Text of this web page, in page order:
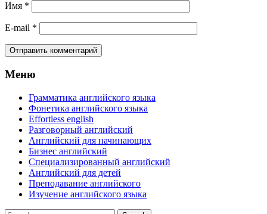
Имя *
E-mail *
Меню
Грамматика английского языка
Фонетика английского языка
Effortless english
Разговорный английский
Английский для начинающих
Бизнес английский
Специализированный английский
Английский для детей
Преподавание английского
Изучение английского языка